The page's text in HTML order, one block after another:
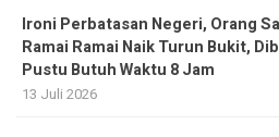
Ironi Perbatasan Negeri, Orang
Ramai Ramai Naik Turun Bukit,
Pustu Butuh Waktu 8 Jam
13 Juli 2026